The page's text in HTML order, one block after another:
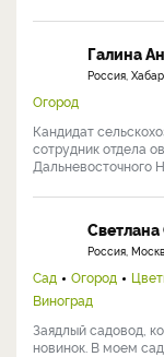
Галина
Россия,
Огород
Кандидат
сотрудник отдела
Дальневосточного
Россия,
Сад Огород
Виноград
Заядлый садовод,
новинок. В моем